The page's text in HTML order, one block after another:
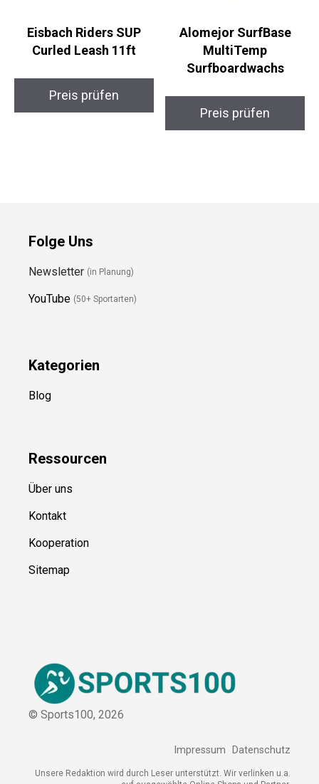
Eisbach Riders SUP
Curled Leash 11ft
Preis prüfen
Alomejor SurfBase
MultiTemp
Surfboardwachs
Preis prüfen
Folge Uns
Newsletter (in Planung)
YouTube (50+ Sportarten)
Kategorien
Blog
Ressourcen
Über uns
Kontakt
Kooperation
Sitemap
© Sports100, 2026
Impressum Datenschutz
Unsere Redaktion wird durch Leser unterstützt. Wir verlinken